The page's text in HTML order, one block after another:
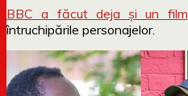
BBC a făcut deja și un film
întruchipările personajelor.